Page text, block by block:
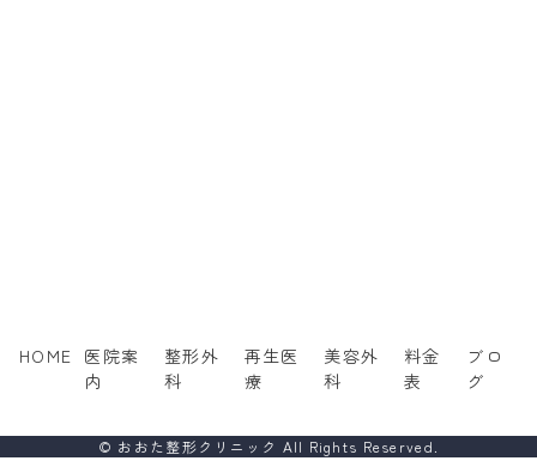
HOME 医院案
内
整形外
科
再生医
療
美容外
科
料金
表
ブロ
グ
© おおた整形クリニック All Rights Reserved.